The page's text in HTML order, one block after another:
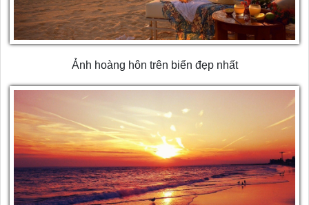
Ảnh hoàng hôn trên biển đẹp nhất